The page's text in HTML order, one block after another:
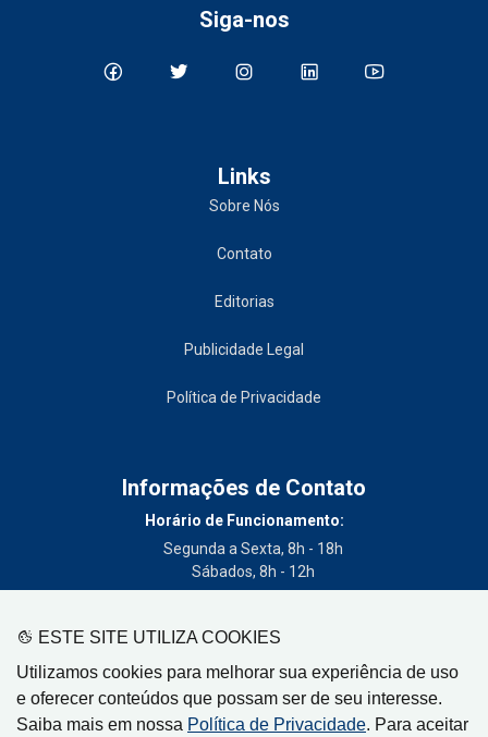
ESTE SITE UTILIZA COOKIES
Utilizamos cookies para melhorar sua experiência de uso
e oferecer conteúdos que possam ser de seu interesse.
Saiba mais em nossa Política de Privacidade. Para aceitar
Siga-nos
Links
Sobre Nós
Contato
Editorias
Publicidade Legal
Política de Privacidade
Informações de Contato
Horário de Funcionamento:
Segunda a Sexta, 8h - 18h
Sábados, 8h - 12h
(19) 3404-3700
Circulação:
Limeira - SP, Artur Nogueira - SP, Cordeirópolis - SP,
Engenheiro Coelho - SP, Iracemápolis - SP